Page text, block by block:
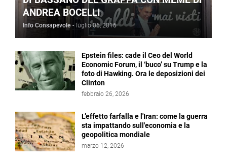
ANDREA BOCELLI
Info Consapevole - luglio 06, 2016
Epstein files: cade il Ceo del World
Economic Forum, il ‘buco’ su Trump e la
foto di Hawking. Ora le deposizioni dei
Clinton
febbraio 26, 2026
L’effetto farfalla e l'Iran: come la guerra
sta impattando sull'economia e la
geopolitica mondiale
marzo 12, 2026